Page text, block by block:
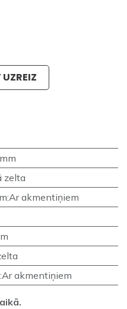
UZREIZ
zelta
:Ar akmentiņiem
:Ar akmentiņiem